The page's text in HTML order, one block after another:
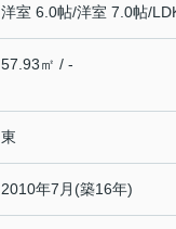
洋室 6.0帖/洋室 7.0帖/
57.93㎡ / -
東
2010年7月(築16年)